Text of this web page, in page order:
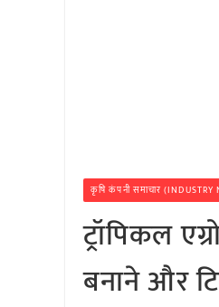
कृषि कंपनी समाचार (INDUSTRY
ट्रॉपिकल
बनाने और